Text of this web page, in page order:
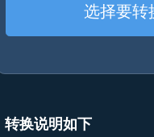
其他工具
选择要转
转换说明如下